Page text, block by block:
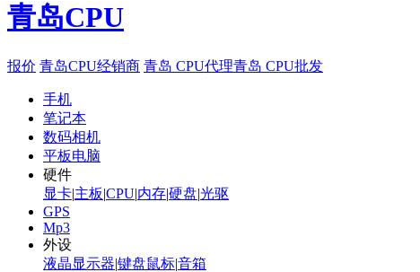
青岛CPU
报价 青岛CPU经销商 青岛 CPU代理青岛 CPU批发
手机
笔记本
数码相机
平板电脑
硬件
显卡|主板|CPU|内存|硬盘|光驱
GPS
Mp3
外设
液晶显示器|键盘鼠标|音箱